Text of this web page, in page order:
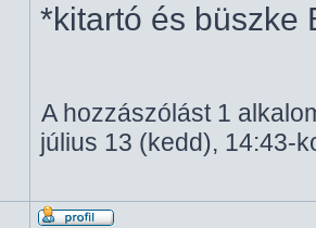
*kitartó és büszke
A hozzászólást 1
július 13 (kedd), 14:43-